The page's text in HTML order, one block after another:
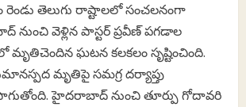
రెండు తెలుగు రాష్టాలలో సంచలనంగా
వెళ్లిన పాస్టర్‌ ప్రవీణ్ పగడాల
మృతిచెందిన ఘటన కలకలం సృష్టించింది.
మృతిపై సమగ్ర దర్యాప్తు
హైదరాబాద్ నుంచి తూర్పు గోదావరి